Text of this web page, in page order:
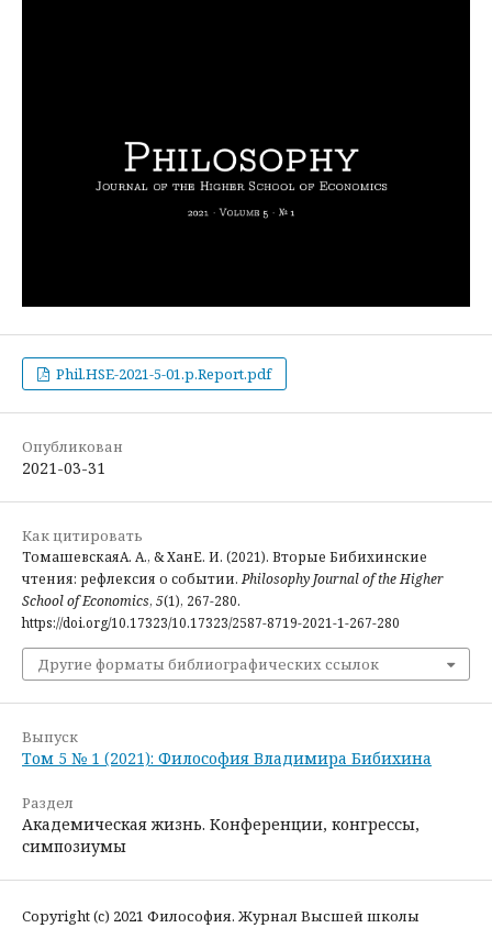
Phil.HSE-2021-5-01.p.Report.pdf
Опубликован
2021-03-31
Как цитировать
ТомашевскаяА. А., & ХанЕ. И. (2021). Вторые Бибихинские
чтения: рефлексия о событии.Philosophy Journal of the Higher
School of Economics, 5(1), 267-280.
https://doi.org/10.17323/10.17323/2587-8719-2021-1-267-280
Другие форматы библиографических ссылок
Выпуск
Том 5 № 1 (2021): Философия Владимира Бибихина
Раздел
Академическая жизнь. Конференции, конгрессы,
симпозиумы
Copyright (c) 2021 Философия. Журнал Высшей школы